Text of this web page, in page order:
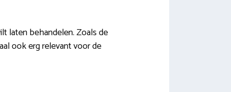
laten behandelen. Zoals de
ook erg relevant voor de